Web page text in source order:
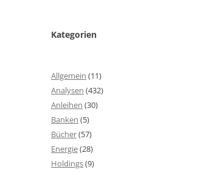
Kategorien
Allgemein (11)
Analysen (432)
Anleihen (30)
Banken (5)
Bücher(57)
Energie(28)
Holdings(9)